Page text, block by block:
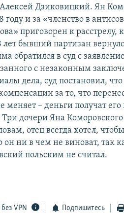
Дзиковицкий. Ян
и за «членство в
приговорен к расстрелу,
бывший партизан
обратился в суд с
с незаконным
дела, суд постановил,
за то, что
меняет – деньги получат
дочери Яна Коморовского
отец всегда хотел,
он ни в чем не виноват, так
польским не считал.
VPN Подпишитесь